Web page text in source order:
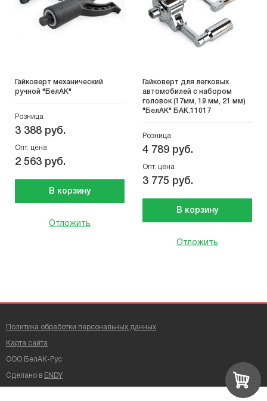
Гайковерт механический
ручной "БелАК"
Розница
3 388 руб.
Опт. цена
2 563 руб.
В корзину
Отложить
Гайковерт для легковых
автомобилей с набором
головок (17мм, 19 мм, 21 мм)
"БелАК" БАК.11017
Розница
4 789 руб.
Опт. цена
3 775 руб.
В корзину
Отложить
ООО БелАК-Рус
Политика обработки персональных данных
Карта сайта
Сделано в ENDY